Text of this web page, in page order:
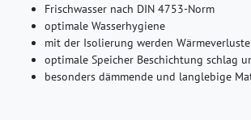
Frischwasser nach DIN 4753-Norm
optimale Wasserhygiene
mit der Isolierung werden
optimale Speicher Beschichtung schlag
besonders dämmende und langlebige